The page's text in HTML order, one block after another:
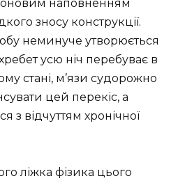
наповненням
зносу конструкції.
неминуче утворюється
усю ніч перебуває в
стані, м’язи судорожно
цей перекіс, а
з відчуттям хронічної
ліжка фізика цього